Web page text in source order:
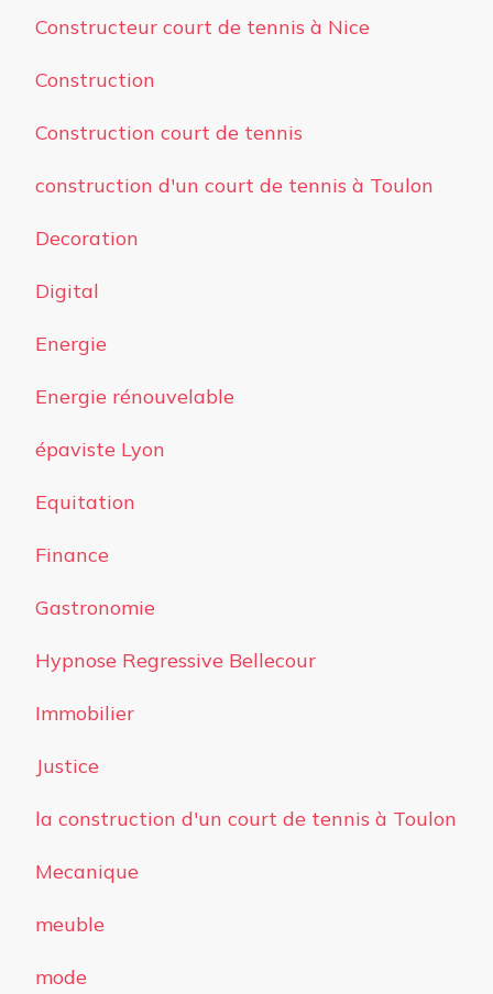
Constructeur court de tennis à Nice
Construction
Construction court de tennis
construction d'un court de tennis à Toulon
Decoration
Digital
Energie
Energie rénouvelable
épaviste Lyon
Equitation
Finance
Gastronomie
Hypnose Regressive Bellecour
Immobilier
Justice
la construction d'un court de tennis à Toulon
Mecanique
meuble
mode